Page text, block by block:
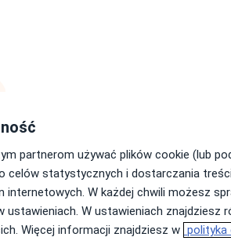
partnerom używać plików cookie (lub
celów statystycznych i dostarczania
internetowych. W każdej chwili możesz
W ustawieniach znajdziesz
Więcej informacji znajdziesz w polityka